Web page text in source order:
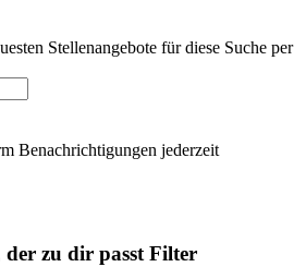
Stellenangebote für diese Suche per
Benachrichtigungen jederzeit
zu dir passt Filter